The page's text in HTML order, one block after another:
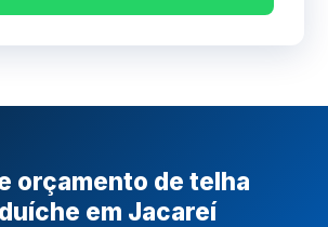
orçamento de telha
em Jacareí